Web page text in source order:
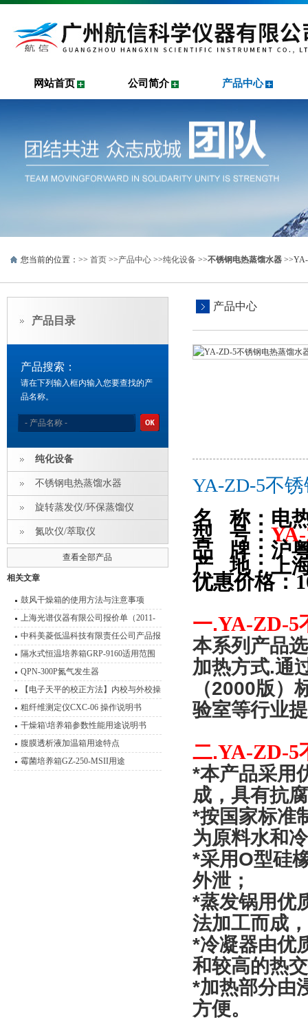
网站首页 公司简介 产品中心
您当前的位置：>> 首页 >>产品中心 >>纯化设备 >>不锈钢电热蒸馏水器
产品目录
产品搜索：
请在下列输入框内输入您要查找的产
品名称。
纯化设备
不锈钢电热蒸馏水器
旋转蒸发仪/环保蒸馏仪
氮吹仪/萃取仪
查看全部产品
相关文章
鼓风干燥箱的使用方法与注意事项
上海光谱仪器有限公司报价单（2011-
2012）
中科美菱低温科技有限责任公司产品报
价表（2011年）
隔水式恒温培养箱GRP-9160适用范围
QPN-300P氮气发生器
【电子天平的校正方法】内校与外校操
作流程介绍
粗纤维测定仪CXC-06 操作说明书
干燥箱\培养箱参数性能用途说明书
腹膜透析液加温箱用途特点
霉菌培养箱GZ-250-MSII用途
产品中心
YA-ZD-5不
名 称：电
型 号：
品 牌：沪
产 地：上
优惠价格：
一.YA-ZD-5
本系列产品
加热方式.通
（2000版）
验室等行业
二.YA-ZD-5
*本产品采用
成，具有抗
*按国家标准
为原料水和
*采用O型硅
外泄；
*蒸发锅用优
法加工而成
*冷凝器由优
和较高的热
*加热部分由
方便。